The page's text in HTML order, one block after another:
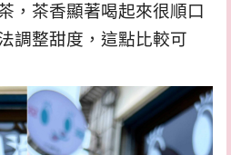
，茶香顯著喝起來很順口
調整甜度，這點比較可